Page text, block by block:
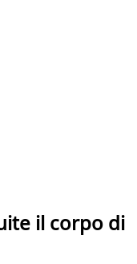
il corpo di